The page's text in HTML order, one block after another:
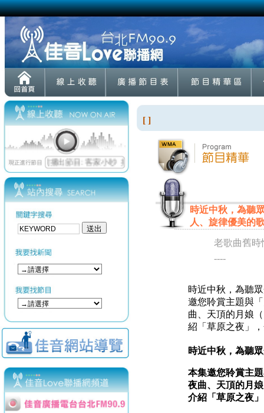
[ ]
時近中秋，為聽
人、旋律優美的
老歌曲舊時
----
時近中秋，為聽
邀您聆賞主題與
曲、天頂的月娘
紹「草原之夜」
時近中秋，為聽
本集邀您聆賞主
夜曲、天頂的月
介紹「草原之夜